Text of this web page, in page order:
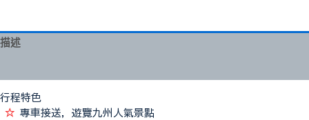
描述
行程特色
☆ 專車接送，遊覽九州人氣景點